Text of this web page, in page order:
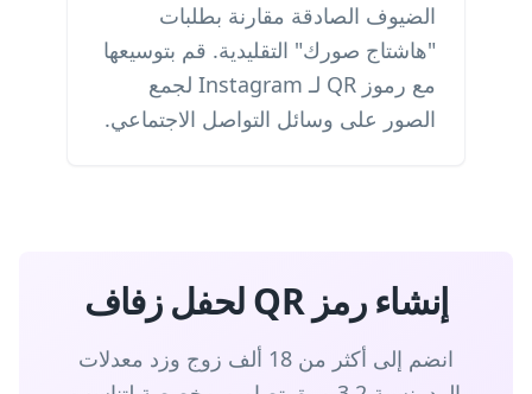
الضيوف الصادقة مقارنة بطلبات
"هاشتاج صورك" التقليدية. قم بتوسيعها
مع رموز QR لـ Instagram
لجمع
الصور على وسائل التواصل الاجتماعي.
إنشاء رمز QR لحفل زفاف
انضم إلى أكثر من 18 ألف زوج وزد معدلات